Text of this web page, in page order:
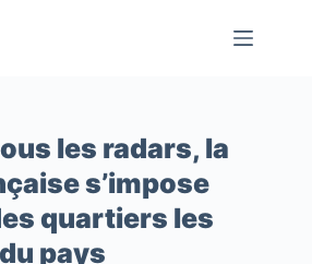
les radars, la
s’impose
quartiers les
pays